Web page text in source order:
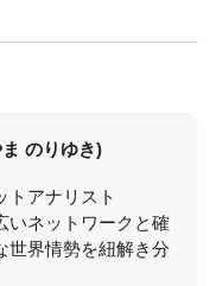
のりゆき)
トアナリスト
いネットワークと確
世界情勢を紐解き分